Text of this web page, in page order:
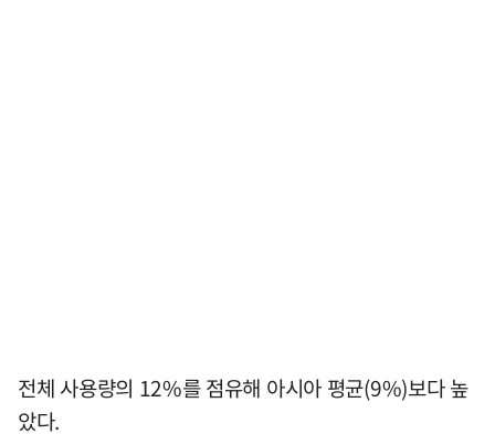
전체 사용량의 12%를 점유해 아시아 평균(9%)보다 높
았다.